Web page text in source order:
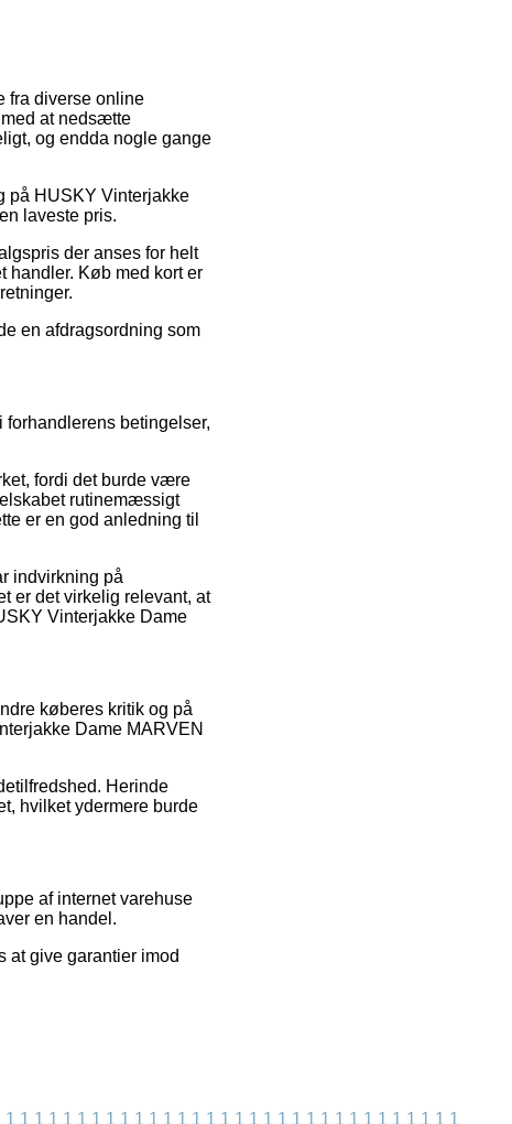
fra diverse online
at nedsætte
og endda nogle gange
på HUSKY Vinterjakke
laveste pris.
der anses for helt
handler. Køb med kort er
en afdragsordning som
betingelser,
fordi det burde være
rutinemæssigt
er en god anledning til
indvirkning på
er det virkelig relevant, at
Vinterjakke Dame
køberes kritik og på
Dame MARVEN
Herinde
hvilket ydermere burde
af internet varehuse
en handel.
at give garantier imod
1 1 1 1 1 1 1 1 1 1 1 1 1 1 1 1 1 1 1 1 1 1 1 1 1 1 1 1 1 1 1 1